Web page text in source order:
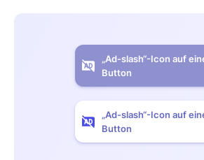
„Ad-slash“-Icon auf
Button
„Ad-slash“-Icon auf
Button